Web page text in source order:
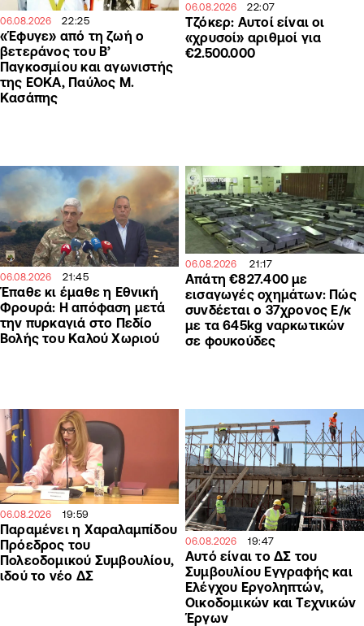
06.08.2026 22:25
«Έφυγε» από τη ζωή ο
βετεράνος του Β’
Παγκοσμίου και αγωνιστής
της ΕΟΚΑ, Παύλος Μ.
Κασάπης
06.08.2026 22:07
Τζόκερ: Αυτοί είναι οι
«χρυσοί» αριθμοί για
€2.500.000
06.08.2026 21:45
Έπαθε κι έμαθε η Εθνική
Φρουρά: Η απόφαση μετά
την πυρκαγιά στο Πεδίο
Βολής του Καλού Χωριού
06.08.2026 21:17
Απάτη €827.400 με
εισαγωγές οχημάτων: Πώς
συνδέεται ο 37χρονος Ε/κ
με τα 645kg ναρκωτικών
σε φουκούδες
06.08.2026 19:59
Παραμένει η Χαραλαμπίδου
Πρόεδρος του
Πολεοδομικού Συμβουλίου,
ιδού το νέο ΔΣ
06.08.2026 19:47
Αυτό είναι το ΔΣ του
Συμβουλίου Εγγραφής και
Ελέγχου Εργοληπτών,
Οικοδομικών και Τεχνικών
Έργων